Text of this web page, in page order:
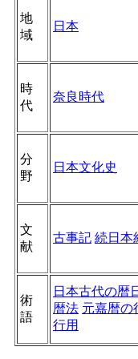
地
域
日本
時
代
奈良時代
分
野
日本文化史
文
献
古事記 続日本
術
語
日本古代の暦
暦法 元嘉暦の
行用